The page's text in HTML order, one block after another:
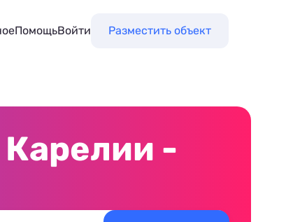
ПомощьВойти Разместить объект
-